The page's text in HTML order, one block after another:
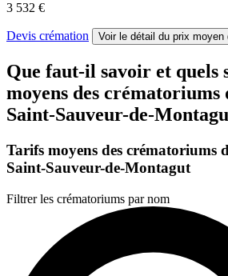
3 532 €
Devis crémation Voir le détail du prix moyen
Que faut-il savoir et quels
moyens des crématoriums
Saint-Sauveur-de-
Tarifs moyens des crématoriums
Saint-Sauveur-de-Montagut
Filtrer les crématoriums par nom